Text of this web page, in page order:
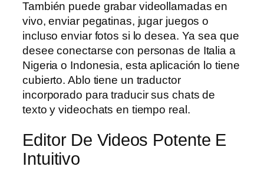
También puede grabar videollamadas en
vivo, enviar pegatinas, jugar juegos o
incluso enviar fotos si lo desea. Ya sea que
desee conectarse con personas de Italia a
Nigeria o Indonesia, esta aplicación lo tiene
cubierto. Ablo tiene un traductor
incorporado para traducir sus chats de
texto y videochats en tiempo real.
Editor De Videos Potente E
Intuitivo